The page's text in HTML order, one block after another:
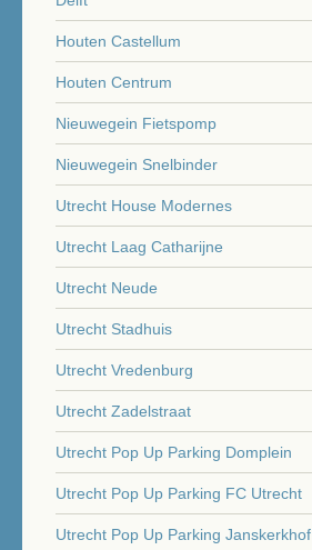
Houten Castellum
Houten Centrum
Nieuwegein Fietspomp
Nieuwegein Snelbinder
Utrecht House Modernes
Utrecht Laag Catharijne
Utrecht Neude
Utrecht Stadhuis
Utrecht Vredenburg
Utrecht Zadelstraat
Utrecht Pop Up Parking Domplein
Utrecht Pop Up Parking FC Utrecht
Utrecht Pop Up Parking Janskerkhof